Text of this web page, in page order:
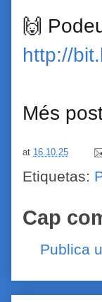
🙌
http://
Més
at 16.10.25
Etiquetas:
Cap
Publica